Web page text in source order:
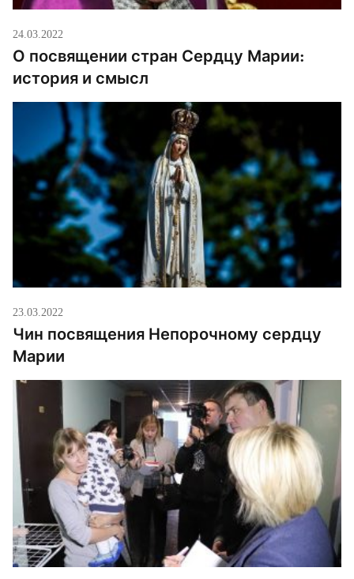
24.03.2022
О посвящении стран Сердцу Марии:
история и смысл
23.03.2022
Чин посвящения Непорочному сердцу
Марии